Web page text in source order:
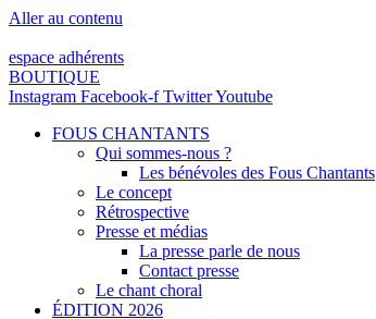
Aller au contenu
espace adhérents
BOUTIQUE
Instagram Facebook-f TwitterYoutube
FOUS CHANTANTS
Qui sommes-nous ?
Les bénévoles des Fous Chantants
Le concept
Rétrospective
Presse et médias
La presse parle de nous
Contact presse
Le chant choral
ÉDITION 2026